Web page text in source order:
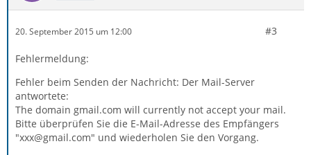
20. September 2015 um 12:00 #3
Fehlermeldung:
Fehler beim Senden der Nachricht: Der Mail-Server
antwortete:
The domain gmail.com will currently not accept your mail.
Bitte überprüfen Sie die E-Mail-Adresse des Empfängers
"xxx@gmail.com" und wiederholen Sie den Vorgang.